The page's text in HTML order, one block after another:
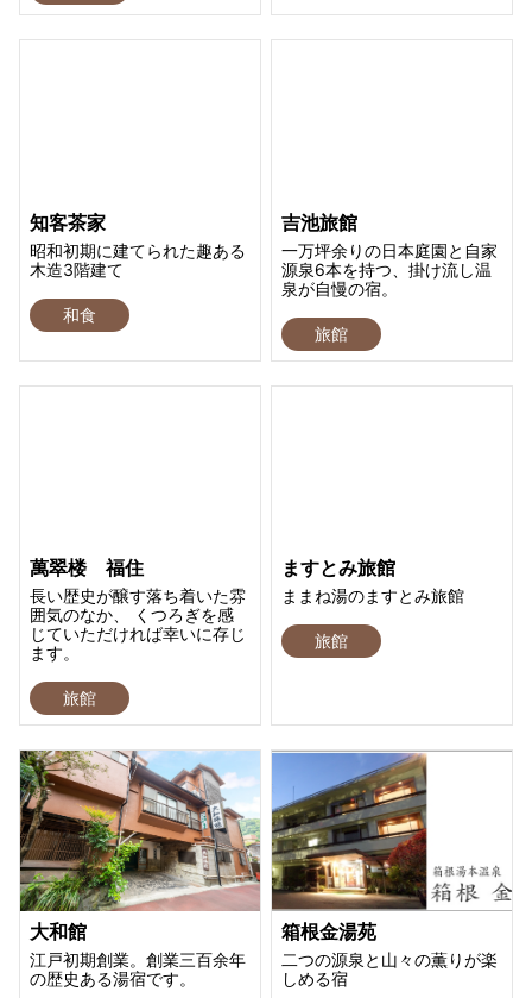
知客茶家
昭和初期に建てられた趣ある
木造3階建て
和食
吉池旅館
一万坪余りの日本庭園と自家
源泉6本を持つ、掛け流し温
泉が自慢の宿。
旅館
萬翠楼 福住
長い歴史が醸す落ち着いた雰
囲気のなか、 くつろぎを感
じていただければ幸いに存じ
ます。
旅館
ますとみ旅館
ままね湯のますとみ旅館
旅館
大和館
江戸初期創業。創業三百余年
の歴史ある湯宿です。
箱根金湯苑
二つの源泉と山々の薫りが楽
しめる宿